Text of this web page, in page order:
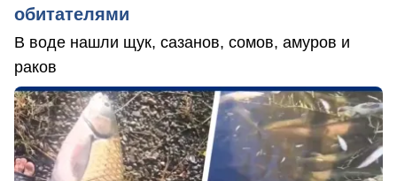
обитателями
В воде нашли щук, сазанов, сомов, амуров и
раков